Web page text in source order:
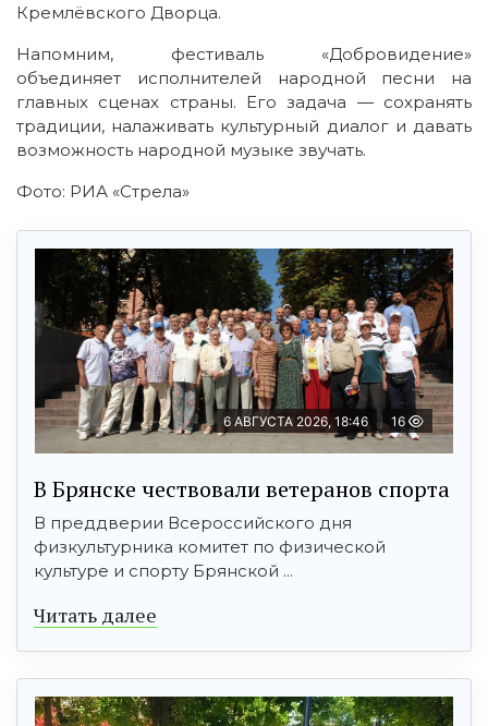
Кремлёвского Дворца.
Напомним, фестиваль «Добровидение»
объединяет исполнителей народной песни на
главных сценах страны. Его задача — сохранять
традиции, налаживать культурный диалог и давать
возможность народной музыке звучать.
Фото: РИА «Стрела»
6 АВГУСТА 2026, 18:46 16
В Брянске чествовали ветеранов спорта
В преддверии Всероссийского дня
физкультурника комитет по физической
культуре и спорту Брянской ...
Читать далее